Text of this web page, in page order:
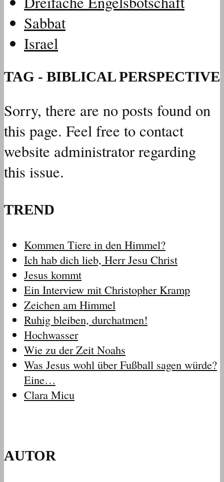
Sabbat
Israel
TAG - BIBLICAL PERSPECTIVE
Sorry, there are no posts found on
this page. Feel free to contact
website administrator regarding
this issue.
TREND
Kommen Tiere in den Himmel?
Ich hab dich lieb, Herr Jesu Christ
Jesus kommt
Ein Interview mit Christopher Kramp
Zeichen am Himmel
Ruhig bleiben, durchatmen!
Hochwasser
Wie zu der Zeit Noahs
Was Jesus wohl über Fußball sagen würde?
Eine…
Clara Micu
AUTOR